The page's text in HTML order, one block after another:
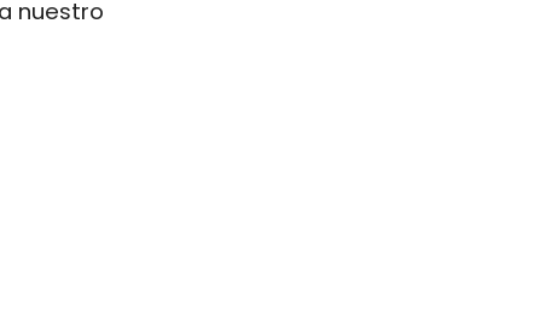
nuestro